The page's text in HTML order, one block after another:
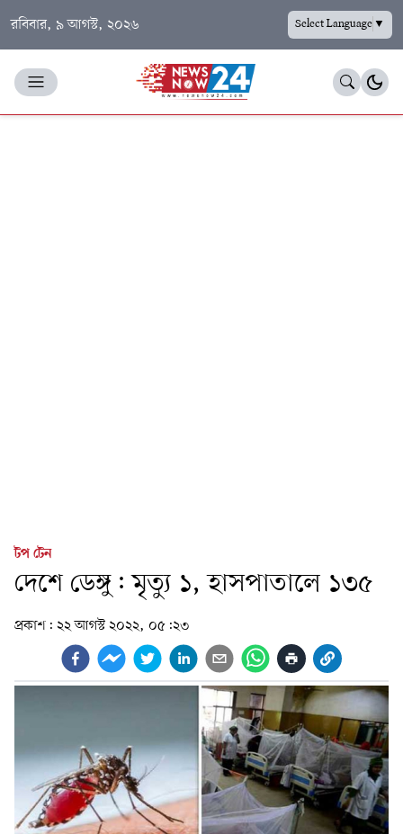
রবিবার, ৯ আগস্ট, ২০২৬ Select Language▼
টপ টেন
দেশে ডেঙ্গু: মৃত্যু ১, হাসপাতালে ১৩৫
প্রকাশ: ২২ আগস্ট ২০২২, ০৫:২৩